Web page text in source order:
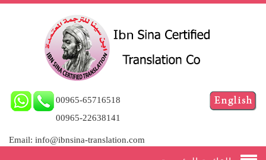
00965-65716518
00965-22638141
Email: info@ibnsina-translation.com